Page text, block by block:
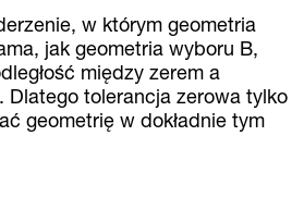
w którym geometria
jak geometria wyboru B,
między zerem a
Dlatego tolerancja zerowa tylko
geometrię w dokładnie tym